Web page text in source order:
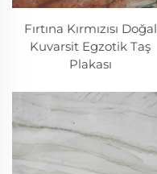
Fırtına Kırmızısı Doğal
Kuvarsit Egzotik Taş
Plakası